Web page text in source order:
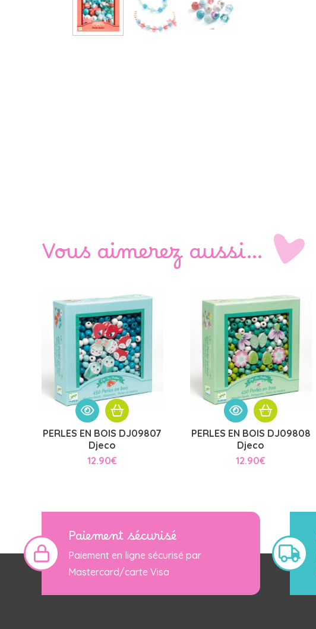
Vous aimerez aussi…
PERLES EN BOIS DJ09807
Djeco
12.90€
PERLES EN BOIS DJ09808
Djeco
12.90€
Paiement sécurisé
Paiement en ligne sécurisé par
Mastercard/carte Visa